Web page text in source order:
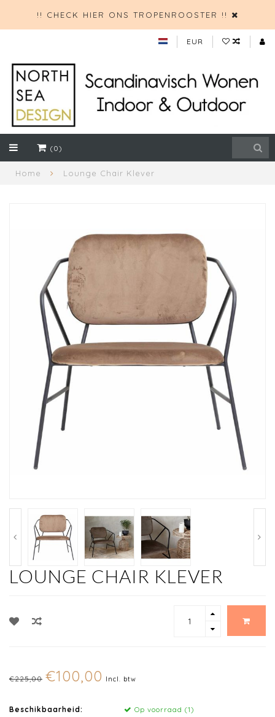
!! CHECK HIER ONS TROPENROOSTER !!
EUR
(0)
Home Lounge Chair Klever
LOUNGE CHAIR KLEVER
€225,00 €100,00 Incl. btw
Beschikbaarheid:
Op voorraad (1)